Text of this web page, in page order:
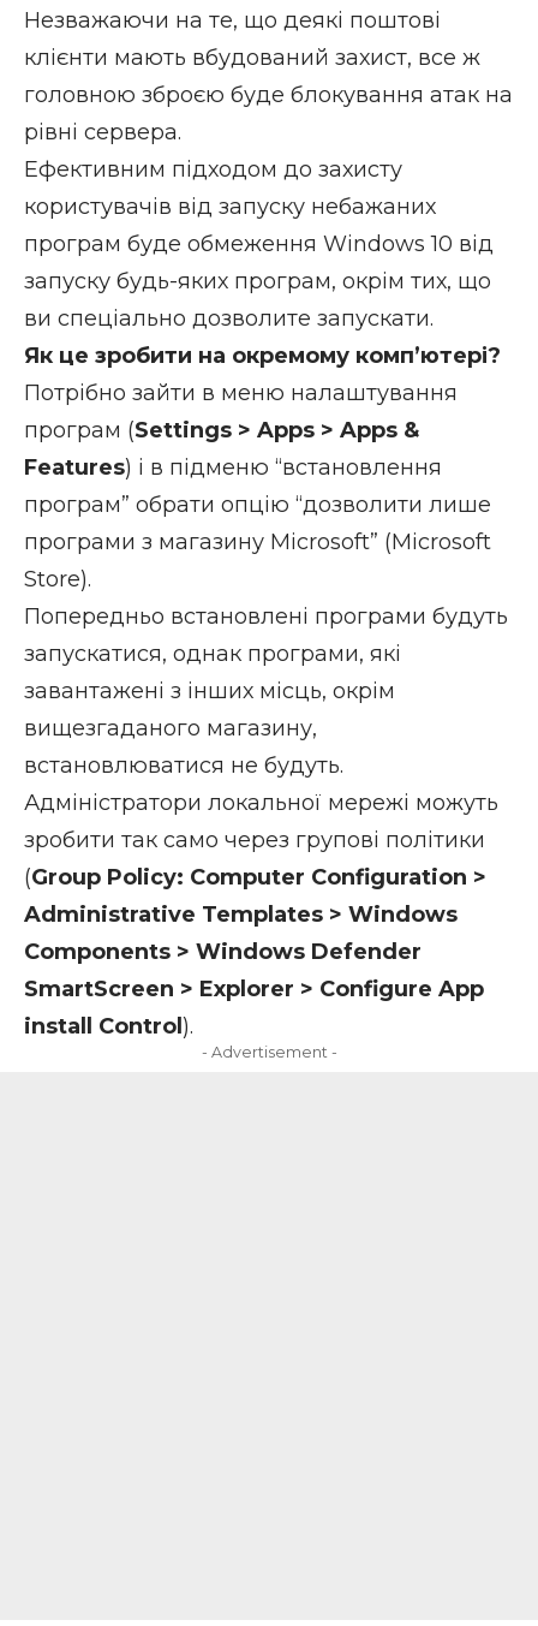
Незважаючи на те, що деякі поштові
клієнти мають вбудований захист, все ж
головною зброєю буде блокування атак на
рівні сервера.
Ефективним підходом до захисту
користувачів від запуску небажаних
програм буде обмеження Windows 10 від
запуску будь-яких програм, окрім тих, що
ви спеціально дозволите запускати.
Як це зробити на окремому комп’ютері?
Потрібно зайти в меню налаштування
програм (Settings > Apps > Apps &
Features) і в підменю “встановлення
програм” обрати опцію “дозволити лише
програми з магазину Microsoft” (Microsoft
Store).
Попередньо встановлені програми будуть
запускатися, однак програми, які
завантажені з інших місць, окрім
вищезгаданого магазину,
встановлюватися не будуть.
Адміністратори локальної мережі можуть
зробити так само через групові політики
(Group Policy: Computer Configuration >
Administrative Templates > Windows
Components > Windows Defender
SmartScreen > Explorer > Configure App
install Control ).
- Advertisement -